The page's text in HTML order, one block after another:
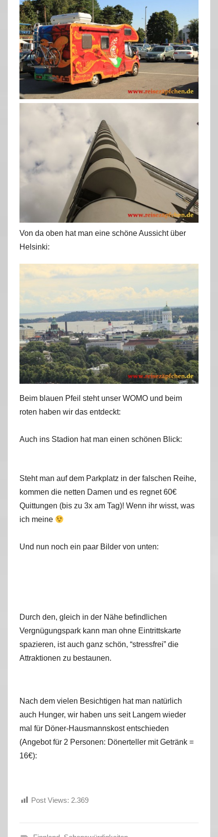
Von da oben hat man eine schöne Aussicht über
Helsinki:
Beim blauen Pfeil steht unser WOMO und beim
roten haben wir das entdeckt:
Auch ins Stadion hat man einen schönen Blick:
Steht man auf dem Parkplatz in der falschen Reihe,
kommen die netten Damen und es regnet 60€
Quittungen (bis zu 3x am Tag)! Wenn ihr wisst, was
ich meine
Und nun noch ein paar Bilder von unten:
Durch den, gleich in der Nähe befindlichen
Vergnügungspark kann man ohne Eintrittskarte
spazieren, ist auch ganz schön, “stressfrei” die
Attraktionen zu bestaunen.
Nach dem vielen Besichtigen hat man natürlich
auch Hunger, wir haben uns seit Langem wieder
mal für Döner-Hausmannskost entschieden
(Angebot für 2 Personen: Dönerteller mit Getränk =
16€):
Post Views: 2.369